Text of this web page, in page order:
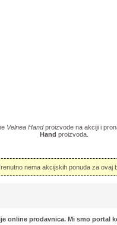
Velnea Handproizvode na akciji i
Hand proizvoda.
nema akcijskih ponuda za ovaj
online prodavnica. Mi smo portal